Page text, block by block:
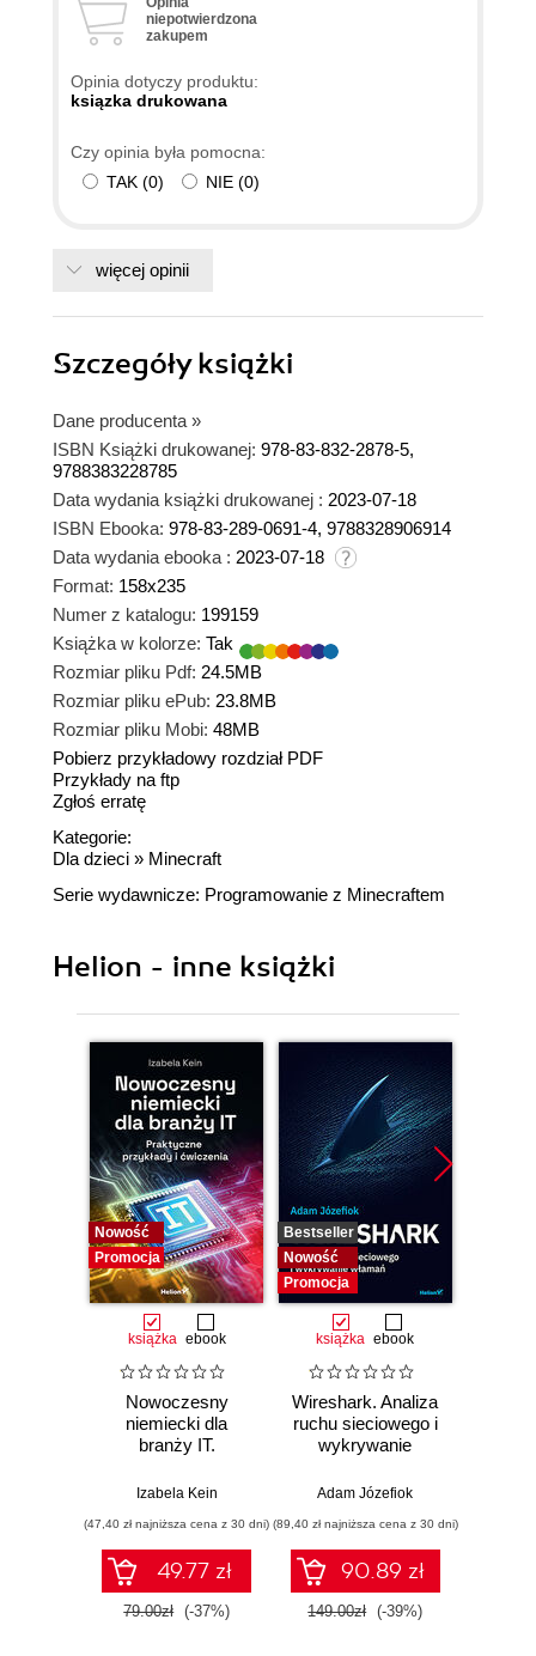
niepotwierdzona
zakupem
Opinia dotyczy produktu:
ksiązka drukowana
Czy opinia była pomocna:
TAK (0) NIE (0)
więcej opinii
Szczegółyksiążki
Dane producenta »
ISBN Książki drukowanej: 978-83-832-2878-5,
9788383228785
Data wydania książki drukowanej : 2023-07-18
ISBN Ebooka: 978-83-289-0691-4, 9788328906914
Data wydania ebooka : 2023-07-18
Format: 158x235
Numer z katalogu: 199159
Książka w kolorze: Tak
Rozmiar pliku Pdf: 24.5MB
Rozmiar pliku ePub: 23.8MB
Rozmiar pliku Mobi: 48MB
Pobierz przykładowy rozdział PDF
Przykłady na ftp
Zgłoś erratę
Kategorie:
Dla dzieci » Minecraft
Serie wydawnicze: Programowanie z Minecraftem
Helion - inne książki
Nowość
Promocja
książka ebook
Nowoczesny
niemiecki dla
branży IT.
przykłady i
Izabela Kein
(47,40 zł najniższa cena z 30 dni)
49.77 zł
79.00zł (-37%)
Bestseller
Nowość
Promocja
książka ebook
Wireshark. Analiza
ruchu sieciowego i
wykrywanie
Adam Józefiok
(89,40 zł najniższa cena z 30 dni)
90.89 zł
149.00zł (-39%)